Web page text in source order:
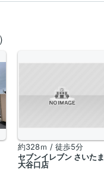
約328ｍ / 徒歩5分
セブンイレブン さいたま
大谷口店